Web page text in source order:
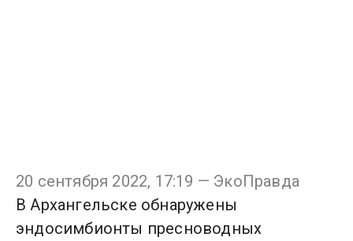
20 сентября 2022, 17:19 — ЭкоПравда
В Архангельске обнаружены
эндосимбионты пресноводных